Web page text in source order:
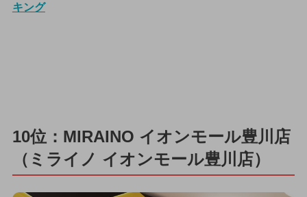
キング
10位：MIRAINO イオンモール豊川店
（ミライノ イオンモール豊川店）